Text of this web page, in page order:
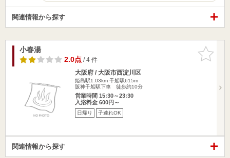
関連情報から探す
お気に入
りに追加
小春湯
2.0点/ 4 件
大阪府 / 大阪市西淀川区
姫島駅1.03km 千船駅615m
阪神千船駅下車 徒歩約10分
営業時間 15:30～23:30
入浴料金 600円～
日帰り 子連れOK
関連情報から探す